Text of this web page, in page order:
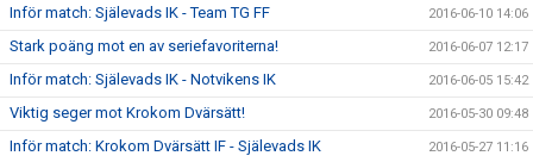
Inför match: Själevads IK - Team TG FF 2016-06-10 14:06
Stark poäng mot en av seriefavoriterna! 2016-06-07 12:17
Inför match: Själevads IK - Notvikens IK 2016-06-05 15:42
Viktig seger mot Krokom Dvärsätt! 2016-05-30 09:48
Inför match: Krokom Dvärsätt IF - Själevads IK 2016-05-27 11:16